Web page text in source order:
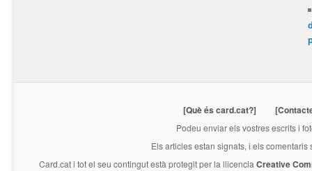
[Què és card.cat?]
Podeu enviar els vostres escrits i
Els articles estan signats, i els
Card.cati tot el seu contingut està protegit per la llicencia Creative